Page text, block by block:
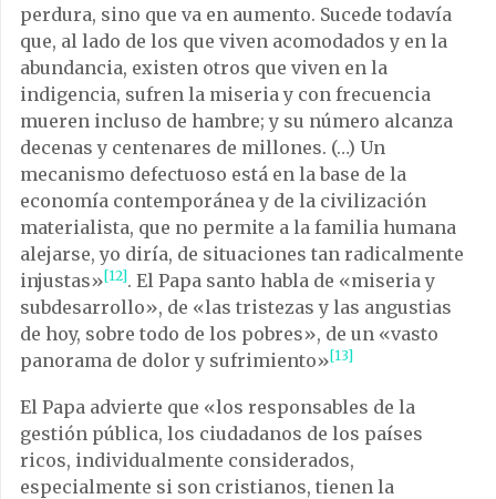
perdura, sino que va en aumento. Sucede todavía
que, al lado de los que viven acomodados y en la
abundancia, existen otros que viven en la
indigencia, sufren la miseria y con frecuencia
mueren incluso de hambre; y su número alcanza
decenas y centenares de millones. (…) Un
mecanismo defectuoso está en la base de la
economía contemporánea y de la civilización
materialista, que no permite a la familia humana
alejarse, yo diría, de situaciones tan radicalmente
injustas»[12]. El Papa santo habla de «miseria y
subdesarrollo», de «las tristezas y las angustias
de hoy, sobre todo de los pobres», de un «vasto
panorama de dolor y sufrimiento»[13]
El Papa advierte que «los responsables de la
gestión pública, los ciudadanos de los países
ricos, individualmente considerados,
especialmente si son cristianos, tienen la